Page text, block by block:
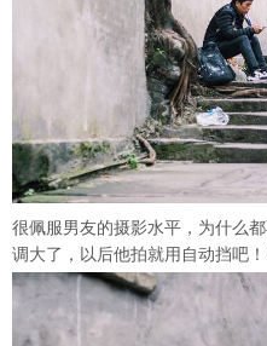
很佩服男友的摄影水平，为什么
调大了，以后他拍就用自动挡吧